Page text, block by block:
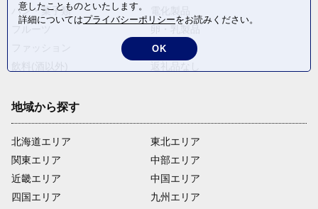
パン・菓子類
米・穀物
地域から探す
北海道エリア
関東エリア
近畿エリア
四国エリア
東北エリア
中部エリア
中国エリア
九州エリア
意したことものといたします。
詳細についてはプライバシーポリシーをお読みください。
OK